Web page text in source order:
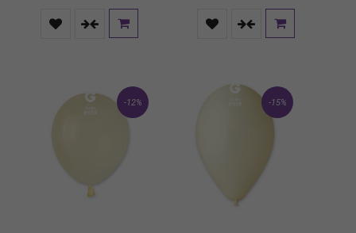
440.00
1
250.00 din..
-12% -15%